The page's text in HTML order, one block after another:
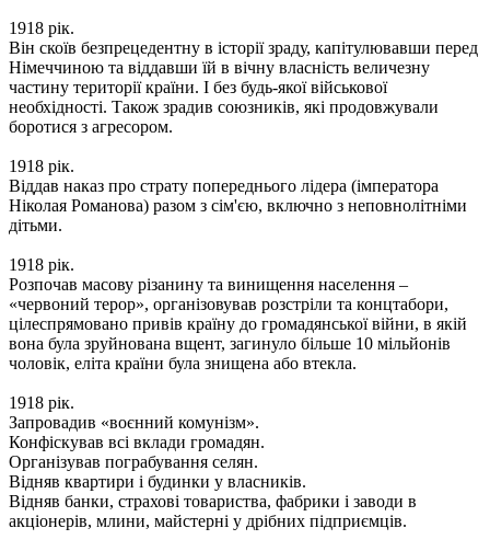
1918 рік.
Він скоїв безпрецедентну в історії зраду, капітулювавши перед
Німеччиною та віддавши їй в вічну власність величезну
частину території країни. І без будь-якої військової
необхідності. Також зрадив союзників, які продовжували
боротися з агресором.
1918 рік.
Віддав наказ про страту попереднього лідера (імператора
Ніколая Романова) разом з сім'єю, включно з неповнолітніми
дітьми.
1918 рік.
Розпочав масову різанину та винищення населення –
«червоний терор», організовував розстріли та концтабори,
цілеспрямовано привів країну до громадянської війни, в якій
вона була зруйнована вщент, загинуло більше 10 мільйонів
чоловік, еліта країни була знищена або втекла.
1918 рік.
Запровадив «воєнний комунізм».
Конфіскував всі вклади громадян.
Організував пограбування селян.
Відняв квартири і будинки у власників.
Відняв банки, страхові товариства, фабрики і заводи в
акціонерів, млини, майстерні у дрібних підприємців.